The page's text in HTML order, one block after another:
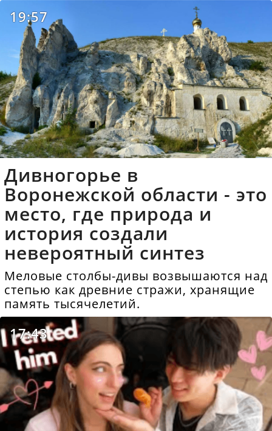
19:57
Дивногорье в
Воронежской области - это
место, где природа и
история создали
невероятный синтез
Меловые столбы-дивы возвышаются над
степью как древние стражи, хранящие
память тысячелетий.
17:43